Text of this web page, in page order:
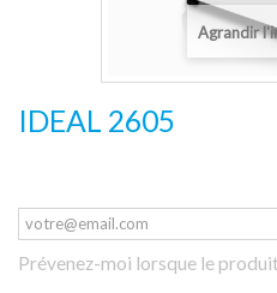
Agrandir
IDEAL 2605
Prévenez-moi lorsque le